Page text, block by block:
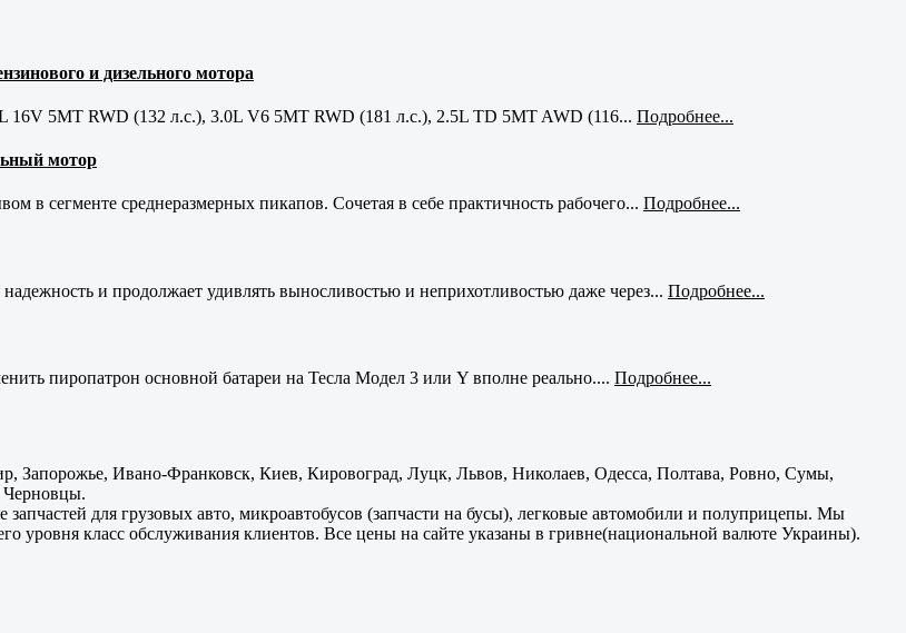
и дизельного мотора
5MT RWD (132 л.с.), 3.0L V6 5MT RWD (181 л.с.), 2.5L TD 5MT AWD (116... Подробнее...
мотор
в сегменте среднеразмерных пикапов. Сочетая в себе практичность рабочего... Подробнее...
и продолжает удивлять выносливостью и неприхотливостью даже через... Подробнее...
пиропатрон основной батареи на Тесла Модел 3 или Y вполне реально.... Подробнее...
Запорожье, Ивано-Франковск, Киев, Кировоград, Луцк, Львов, Николаев, Одесса, Полтава, Ровно, Сумы,
Черновцы.
для грузовых авто, микроавтобусов (запчасти на бусы), легковые автомобили и полуприцепы. Мы
уровня класс обслуживания клиентов. Все цены на сайте указаны в гривне(национальной валюте Украины).